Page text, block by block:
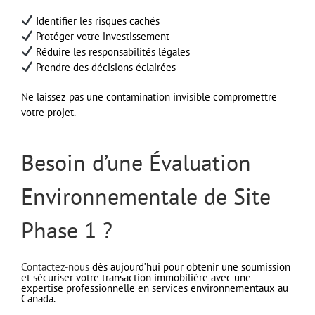
Identifier les risques cachés
Protéger votre investissement
Réduire les responsabilités légales
Prendre des décisions éclairées
Ne laissez pas une contamination invisible compromettre
votre projet.
Besoin d’une Évaluation
Environnementale de Site
Phase 1 ?
Contactez-nousdès aujourd’hui pour obtenir une soumission
et sécuriser votre transaction immobilière avec une
expertise professionnelle en services environnementaux au
Canada.